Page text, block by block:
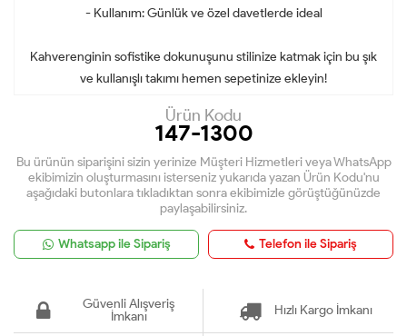
- Kullanım: Günlük ve özel davetlerde ideal
Kahverenginin sofistike dokunuşunu stilinize katmak için bu şık
ve kullanışlı takımı hemen sepetinize ekleyin!
Ürün Kodu
147-1300
Bu ürünün siparişini sizin yerinize Müşteri Hizmetleri veya WhatsApp
ekibimizin oluşturmasını isterseniz yukarıda yazan Ürün Kodu'nu
aşağıdaki butonlara tıkladıktan sonra ekibimizle görüştüğünüzde
paylaşabilirsiniz.
Whatsapp ile Sipariş Telefon ile Sipariş
Güvenli Alışveriş
İmkanı
Hızlı Kargo İmkanı